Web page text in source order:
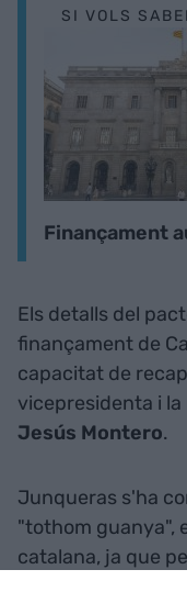
SI VOLS
Finançament
Els detalls del
finançament de
capacitat de
vicepresidenta i
Jesús Montero.
Junqueras s'ha
"tothom guanya",
catalana, ja que